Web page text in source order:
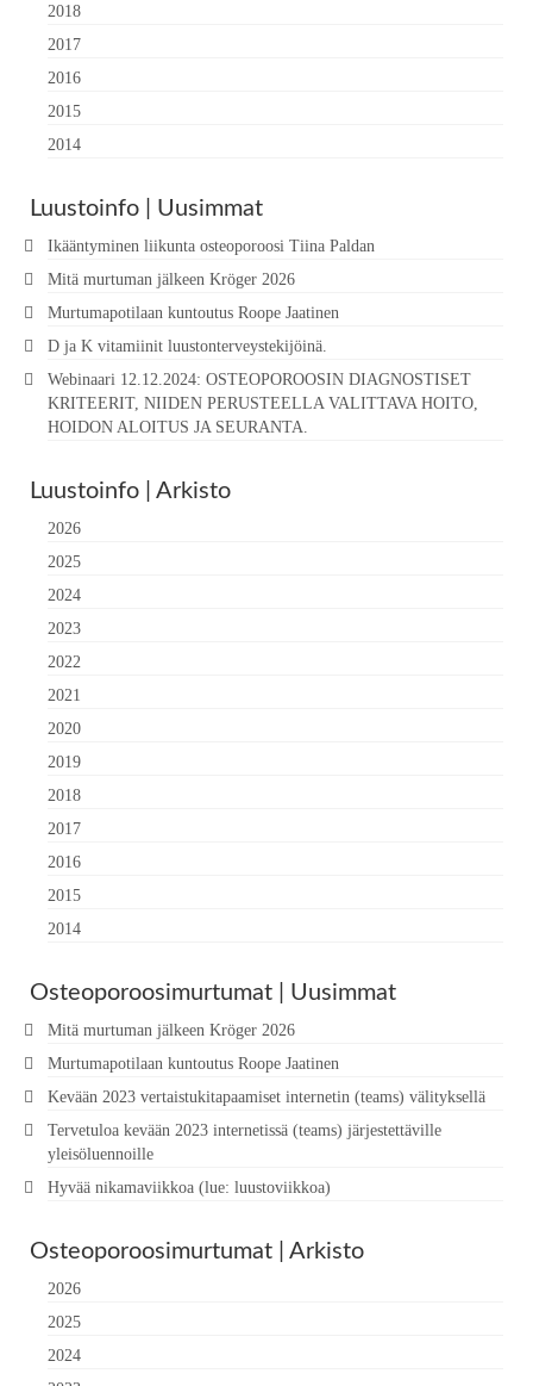
2018
2017
2016
2015
2014
Luustoinfo | Uusimmat
Ikääntyminen liikunta osteoporoosi Tiina Paldan
Mitä murtuman jälkeen Kröger 2026
Murtumapotilaan kuntoutus Roope Jaatinen
D ja K vitamiinit luustonterveystekijöinä.
Webinaari 12.12.2024: OSTEOPOROOSIN DIAGNOSTISET
KRITEERIT, NIIDEN PERUSTEELLA VALITTAVA HOITO,
HOIDON ALOITUS JA SEURANTA.
Luustoinfo | Arkisto
2026
2025
2024
2023
2022
2021
2020
2019
2018
2017
2016
2015
2014
Osteoporoosimurtumat | Uusimmat
Mitä murtuman jälkeen Kröger 2026
Murtumapotilaan kuntoutus Roope Jaatinen
Kevään 2023 vertaistukitapaamiset internetin (teams) välityksellä
Tervetuloa kevään 2023 internetissä (teams) järjestettäville
yleisöluennoille
Hyvää nikamaviikkoa (lue: luustoviikkoa)
Osteoporoosimurtumat | Arkisto
2026
2025
2024